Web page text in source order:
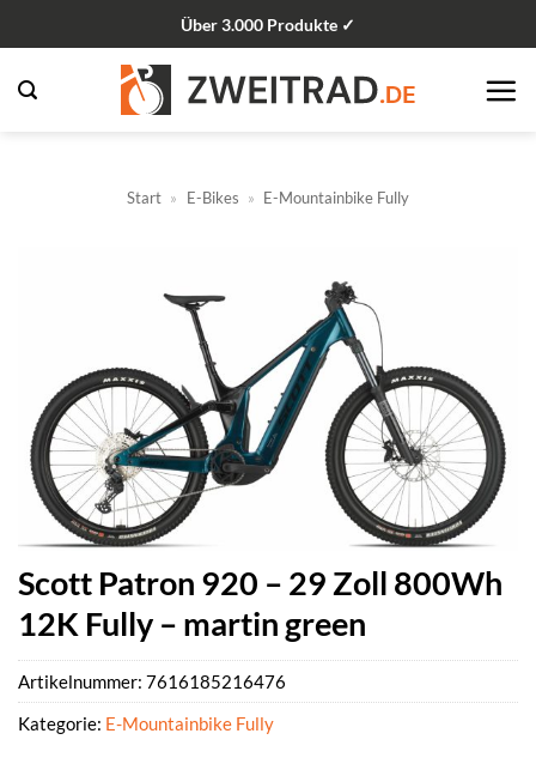
Inhalt
springen
Über 3.000 Produkte ✓
Start » E-Bikes » E-Mountainbike Fully
Scott Patron 920 – 29 Zoll 800Wh
12K Fully – martin green
Artikelnummer: 7616185216476
Kategorie: E-Mountainbike Fully